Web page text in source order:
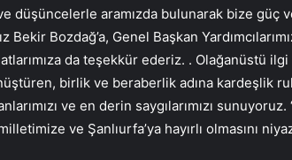
düşüncelerle aramızda bulunarak bize güç
Bekir Bozdağ’a, Genel Başkan
da teşekkür ederiz. . Olağanüstü ilgi
birlik ve beraberlik adına kardeşlik
ve en derin saygılarımızı
ve Şanlıurfa’ya hayırlı olmasını